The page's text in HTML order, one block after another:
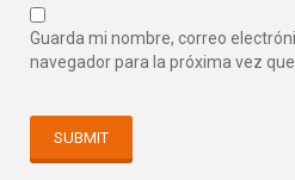
Guarda mi nombre, correo
navegador para la próxima vez